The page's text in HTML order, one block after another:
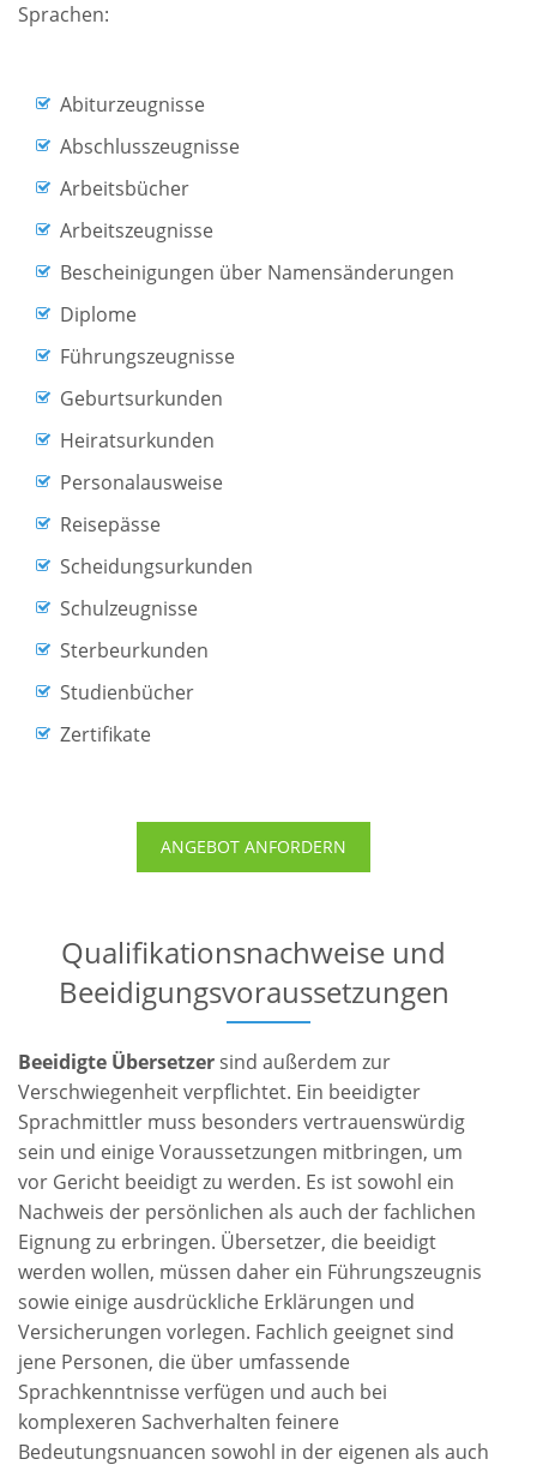
Sprachen:
Abiturzeugnisse
Abschlusszeugnisse
Arbeitsbücher
Arbeitszeugnisse
Bescheinigungen über Namensänderungen
Diplome
Führungszeugnisse
Geburtsurkunden
Heiratsurkunden
Personalausweise
Reisepässe
Scheidungsurkunden
Schulzeugnisse
Sterbeurkunden
Studienbücher
Zertifikate
ANGEBOT ANFORDERN
Qualifikationsnachweise und
Beeidigungsvoraussetzungen
Beeidigte Übersetzer sind außerdem zur
Verschwiegenheit verpflichtet. Ein beeidigter
Sprachmittler muss besonders vertrauenswürdig
sein und einige Voraussetzungen mitbringen, um
vor Gericht beeidigt zu werden. Es ist sowohl ein
Nachweis der persönlichen als auch der fachlichen
Eignung zu erbringen. Übersetzer, die beeidigt
werden wollen, müssen daher ein Führungszeugnis
sowie einige ausdrückliche Erklärungen und
Versicherungen vorlegen. Fachlich geeignet sind
jene Personen, die über umfassende
Sprachkenntnisse verfügen und auch bei
komplexeren Sachverhalten feinere
Bedeutungsnuancen sowohl in der eigenen als auch